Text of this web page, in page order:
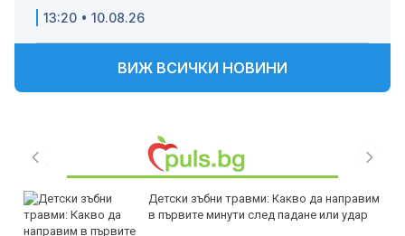
13:20 • 10.08.26
ВИЖ ВСИЧКИ НОВИНИ
Детски зъбни травми: Какво да направим
в първите минути след падане или удар